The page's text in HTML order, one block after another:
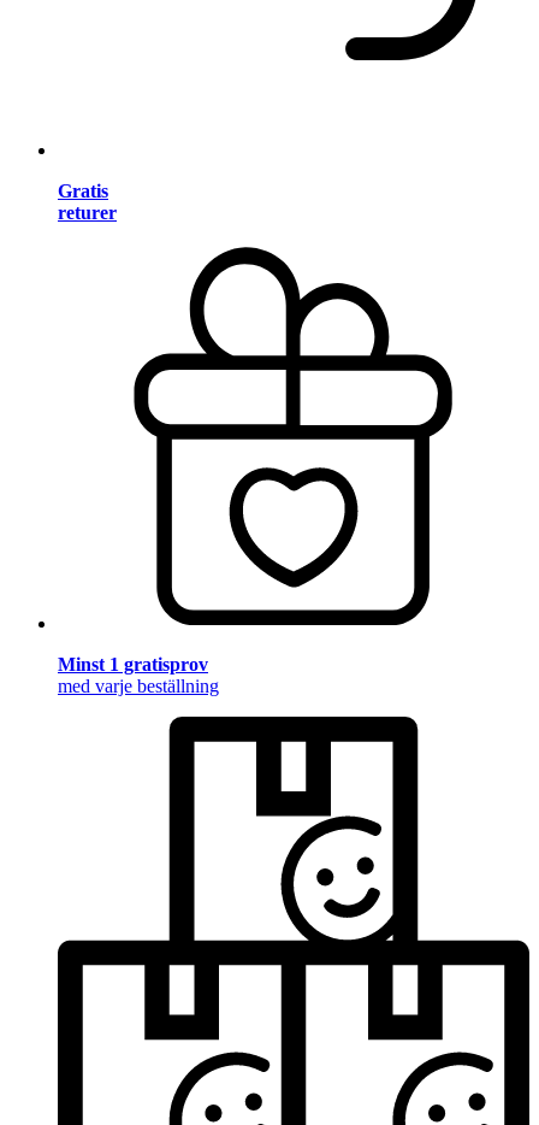
Gratis
returer
Minst 1 gratisprov
med varje beställning